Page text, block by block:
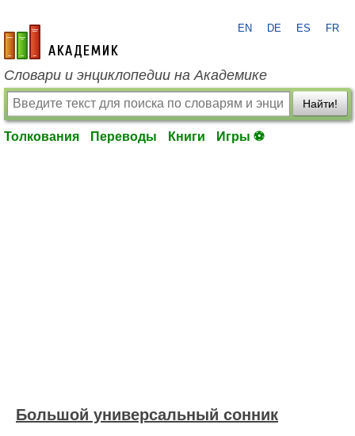
academic.ru
EN DE ES FR
Словари и энциклопедии на Академике
Найти!
Толкования Переводы Книги Игры ⚽
Большой универсальный сонник